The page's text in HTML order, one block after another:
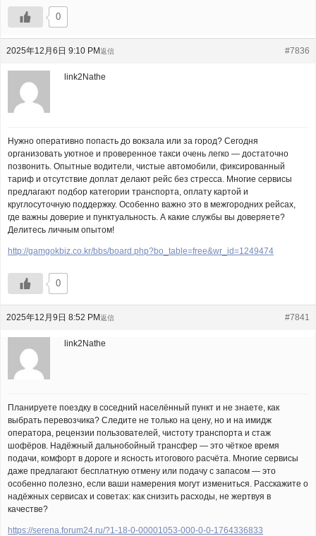
0
2025年12月6日 9:10 PM #7836
返信
link2Nathe
Нужно оперативно попасть до вокзала или за город? Сегодня
организовать уютное и проверенное такси очень легко — достаточно
позвонить. Опытные водители, чистые автомобили, фиксированный
тариф и отсутствие доплат делают рейс без стресса. Многие сервисы
предлагают подбор категории транспорта, оплату картой и
круглосуточную поддержку. Особенно важно это в межгородних рейсах,
где важны доверие и пунктуальность. А какие службы вы доверяете?
Делитесь личным опытом!
http://gamgokbiz.co.kr/bbs/board.php?bo_table=free&wr_id=1249474
0
2025年12月9日 8:52 PM #7841
返信
link2Nathe
Планируете поездку в соседний населённый пункт и не знаете, как
выбрать перевозчика? Следите не только на цену, но и на имидж
оператора, рецензии пользователей, чистоту транспорта и стаж
шофёров. Надёжный дальнобойный трансфер — это чёткое время
подачи, комфорт в дороге и ясность итогового расчёта. Многие сервисы
даже предлагают бесплатную отмену или подачу с запасом — это
особенно полезно, если ваши намерения могут измениться. Расскажите о
надёжных сервисах и советах: как снизить расходы, не жертвуя в
качестве?
https://serena.forum24.ru/?1-18-0-00001053-000-0-0-1764336833